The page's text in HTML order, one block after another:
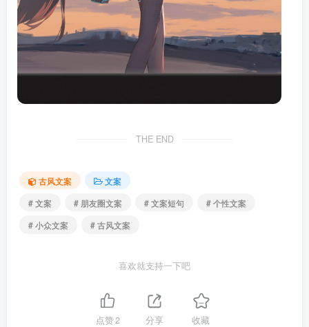
THE END
古风文案
文案
# 文案
# 朋友圈文案 # 文案短句
# 个性文案
# 小众文案
# 古风文案
喜欢就支持一下吧
点赞2 分享 收藏